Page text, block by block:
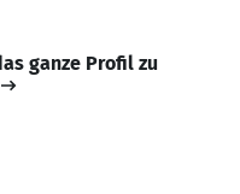
ganze Profil zu